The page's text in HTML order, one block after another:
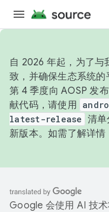
自 2026 年起，为了与
致，并确保生态系统
第 4 季度向 AOSP 发
献代码，请使用
latest-release 清单
新版本。如需了解详情
Google 会使用 AI 技